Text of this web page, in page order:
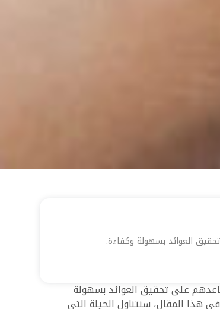
العوائد بسهولة وكفاءة.
على تحقيق العوائد بسهولة
هذا المقال، سنتناول الحيلة التي